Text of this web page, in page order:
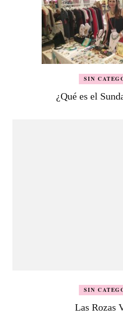
SIN
¿Qué es el
SIN
Las Rozas